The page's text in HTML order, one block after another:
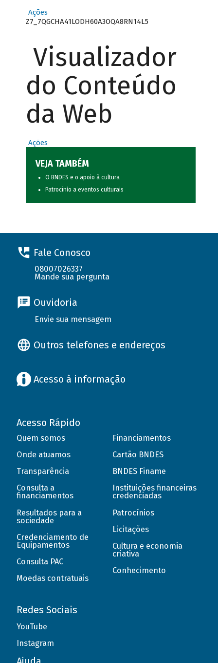
Ações
Z7_7QGCHA41LODH60A3OQA8RN14L5
Visualizador
do Conteúdo
da Web
Ações
VEJA TAMBÉM
O BNDES e o apoio à cultura
Patrocínio a eventos culturais
Fale Conosco
08007026337
Mande sua pergunta
Ouvidoria
Envie sua mensagem
Outros telefones e endereços
Acesso à informação
Acesso Rápido
Quem somos
Onde atuamos
Transparência
Consulta a
financiamentos
Resultados para a
sociedade
Credenciamento de
Equipamentos
Consulta PAC
Moedas contratuais
Financiamentos
Cartão BNDES
BNDES Finame
Instituições financeiras
credenciadas
Patrocínios
Licitações
Cultura e economia
criativa
Conhecimento
Redes Sociais
YouTube
Instagram